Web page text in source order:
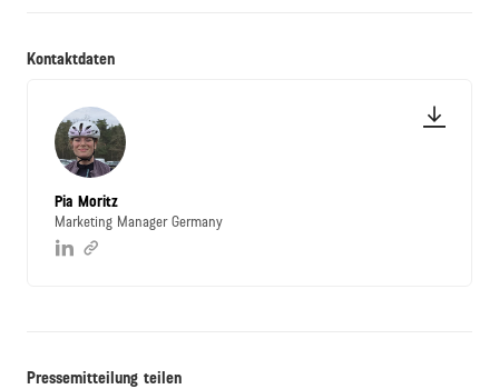
Kontaktdaten
Pia Moritz
Marketing Manager Germany
Pressemitteilung teilen